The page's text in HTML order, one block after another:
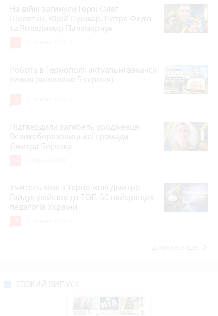
На війні загинули Герої Олег
Шелетин, Юрій Пушкар, Петро Федів
та Володимир Паламарчук
Робота в Тернополі: актуальні вакансії
тижня (оновлено 5 серпня)
Підтвердили загибель уродженця
Великоберезовицької громади
Дмитра Березка
Учитель хімії з Тернополя Дмитро
Гайдук увійшов до ТОП-50 найкращих
педагогів України